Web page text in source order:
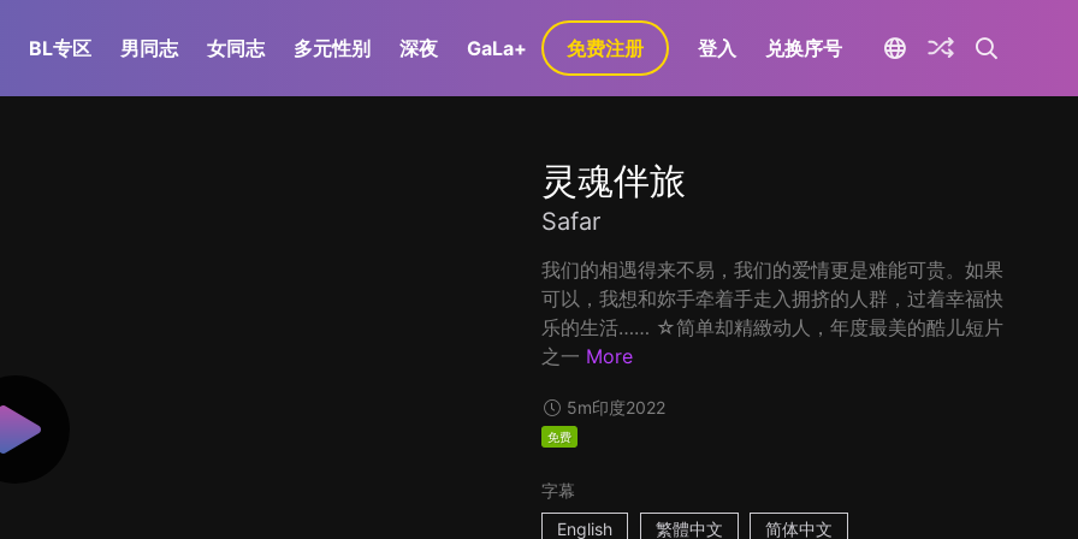
BL专区 男同志 女同志 多元性别 深夜 GaLa+ 免费注册 登入 兑换序号
灵魂伴旅
Safar
我们的相遇得来不易，我们的爱情更是难能可贵。如果
可以，我想和妳手牵着手走入拥挤的人群，过着幸福快
乐的生活…… ☆简单却精緻动人，年度最美的酷儿短片
之一 More
5m印度2022
免费
字幕
English
繁體中文 简体中文